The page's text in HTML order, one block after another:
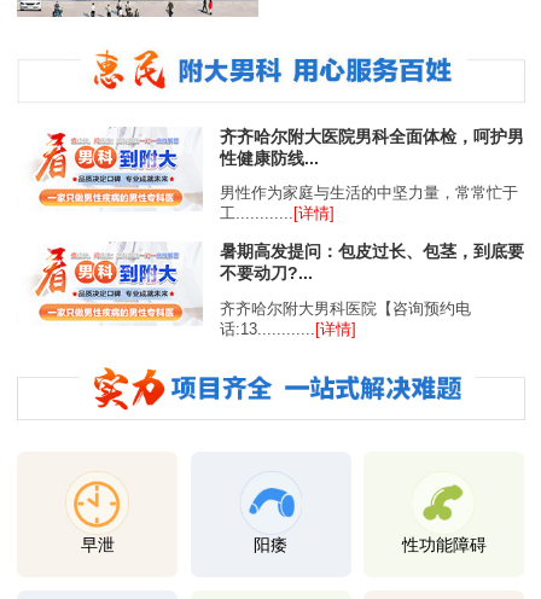
齐齐哈尔附大医院男科全面体检，呵护男
性健康防线...
男性作为家庭与生活的中坚力量，常常忙于
工............ [详情]
暑期高发提问：包皮过长、包茎，到底要
不要动刀?...
齐齐哈尔附大男科医院【咨询预约电
话:13............
[详情]
早泄 阳痿 性功能障碍